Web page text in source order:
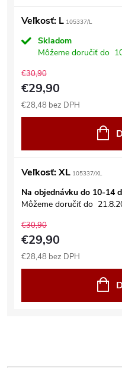
Veľkosť: L 105337/L
Skladom
Môžeme doručiť do
€30,90
€29,90
€28,48 bez DPH
Veľkosť: XL 105337/XL
Na objednávku do 10-14
Môžeme doručiť do
€30,90
€29,90
€28,48 bez DPH